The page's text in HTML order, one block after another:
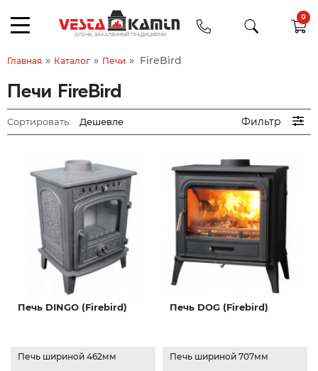
0
Главная » Каталог » Печи » FireBird
Печи FireBird
Сортировать: Фильтр
Печь DINGO (Firebird)
Печь шириной 462мм
Печь DOG (Firebird)
Печь шириной 707мм